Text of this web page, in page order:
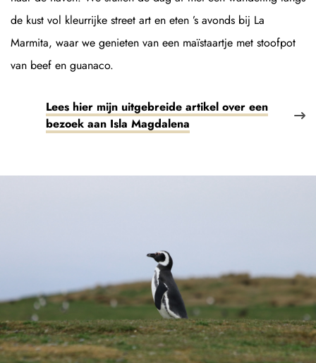
de kust vol kleurrijke street art en eten ’s avonds bij La
Marmita, waar we genieten van een maïstaartje met stoofpot
van beef en guanaco.
Lees hier mijn uitgebreide artikel over een
bezoek aan Isla Magdalena